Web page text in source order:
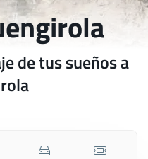
de tus sueños a